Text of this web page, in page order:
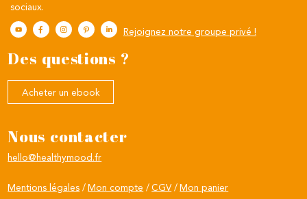
sociaux.
Rejoignez notre groupe privé !
Des questions ?
Acheter un ebook
Nous contacter
hello@healthymood.fr
Mentions légales Mon compte CGV Mon panier